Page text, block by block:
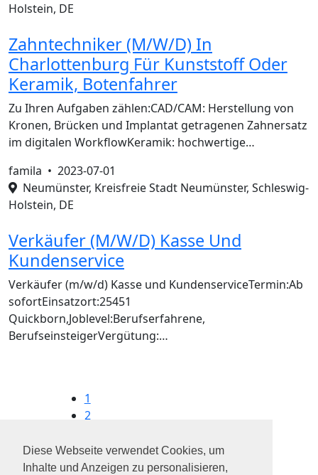
Diese Webseite verwendet Cookies, um
Inhalte und Anzeigen zu personalisieren,
Holstein, DE
Zahntechniker (M/W/D) In
Charlottenburg Für Kunststoff Oder
Keramik, Botenfahrer
Zu Ihren Aufgaben zählen:CAD/CAM: Herstellung von
Kronen, Brücken und Implantat getragenen Zahnersatz
im digitalen WorkflowKeramik: hochwertige…
famila • 2023-07-01
Neumünster, Kreisfreie Stadt Neumünster, Schleswig-
Holstein, DE
Verkäufer (M/W/D) Kasse Und
Kundenservice
Verkäufer (m/w/d) Kasse und KundenserviceTermin:Ab
sofortEinsatzort:25451
Quickborn,Joblevel:Berufserfahrene,
BerufseinsteigerVergütung:…
1
2
4
...